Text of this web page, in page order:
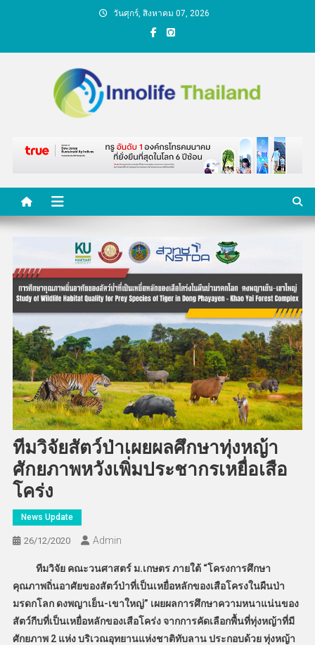
วันศุกร์, สิงหาคม 07, 2026
คนกับความคิด ชีวิตกับ
นวัตกรรม
ทีมวิจัยสัตว์ป่าเผยผลศึกษาทุ่งหญ้า
ศักยภาพหวังเพิ่มประชากรเหยื่อเสือ
โคร่ง
News Update
26/12/2020 Admin
ทีมวิจัย คณะวนศาสตร์ ม.เกษตร ภายใต้ “โครงการศึกษา
คุณภาพถิ่นอาศัยของสัตว์ป่าที่เป็นเหยื่อหลักของเสือโครงในผืนป่า
มรดกโลก ดงพญาเย็น-เขาใหญ่” เผยผลการศึกษาความหนาแน่นของ
สัตว์กีบที่เป็นเหยื่อหลักของเสือโคร่ง จากการคัดเลือกพื้นที่ทุ่งหญ้าที่มี
ศักยภาพ 2 แห่ง บริเวณอุทยานแห่งชาติทับลาน ประกอบด้วย ทุ่งหญ้า